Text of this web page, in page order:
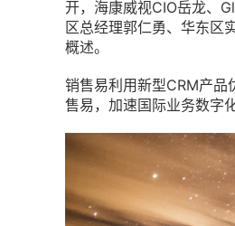
开，海康威视CIO岳龙、
区总经理郭仁勇、华东区
概述。
销售易利用新型CRM产
售易，加速国际业务数字